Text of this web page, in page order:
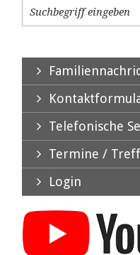
Telefonische
Termine /
Login